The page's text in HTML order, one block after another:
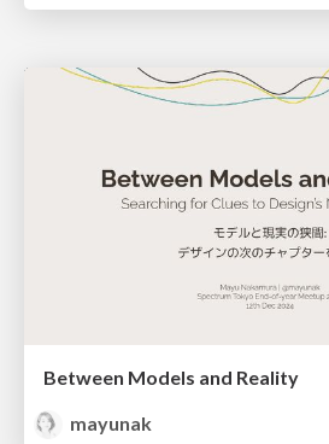
Between Models and Reality
mayunak